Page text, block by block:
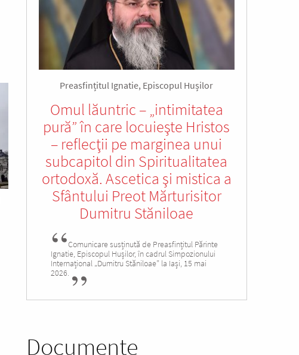
Preasfințitul Ignatie, Episcopul Hușilor
Omul lăuntric – „intimitatea
pură” în care locuieşte Hristos
– reflecţii pe marginea unui
subcapitol din Spiritualitatea
ortodoxă. Ascetica şi mistica a
Sfântului Preot Mărturisitor
Dumitru Stăniloae
Comunicare susținută de Preasfințitul Părinte
Ignatie, Episcopul Hușilor, în cadrul Simpozionului
Internațional „Dumitru Stăniloae” la Iași, 15 mai
2026.
Documente